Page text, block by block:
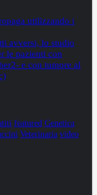
utilizzando i
avversi, lo studio
le pazienti con
e con tumore al
featured Genetica
Veterinaria video